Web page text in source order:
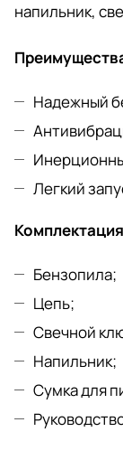
напильник,
Надежный
Легкий
Бензопила;
Цепь;
Свечной
Напильник;
Сумка для